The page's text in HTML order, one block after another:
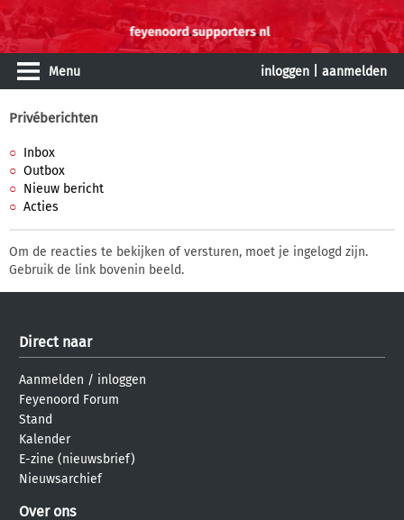
Menu inloggen aanmelden
Privéberichten
Inbox
Outbox
Nieuw bericht
Acties
Om de reacties te bekijken of versturen, moet je ingelogd zijn.
Gebruik de link bovenin beeld.
Direct naar
Aanmelden / inloggen
Feyenoord Forum
Stand
Kalender
E-zine (nieuwsbrief)
Nieuwsarchief
Over ons